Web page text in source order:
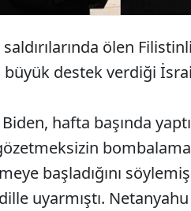
ölen
büyük destek verdiği
hafta başında
başladığını
uyarmıştı.